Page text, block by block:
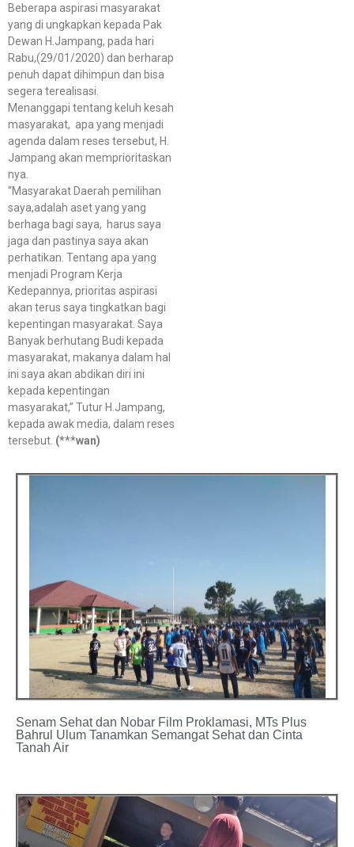
Beberapa aspirasi masyarakat
yang di ungkapkan kepada Pak
Dewan H.Jampang, pada hari
Rabu,(29/01/2020) dan berharap
penuh dapat dihimpun dan bisa
segera terealisasi.
Menanggapi tentang keluh kesah
masyarakat, apa yang menjadi
agenda dalam reses tersebut, H.
Jampang akan memprioritaskan
nya.
“Masyarakat Daerah pemilihan
saya,adalah aset yang yang
berhaga bagi saya, harus saya
jaga dan pastinya saya akan
perhatikan. Tentang apa yang
menjadi Program Kerja
Kedepannya, prioritas aspirasi
akan terus saya tingkatkan bagi
kepentingan masyarakat. Saya
Banyak berhutang Budi kepada
masyarakat, makanya dalam hal
ini saya akan abdikan diri ini
kepada kepentingan
masyarakat,” Tutur H.Jampang,
kepada awak media, dalam reses
tersebut. (***wan)
Senam Sehat dan Nobar Film Proklamasi, MTs Plus
Bahrul Ulum Tanamkan Semangat Sehat dan Cinta
Tanah Air